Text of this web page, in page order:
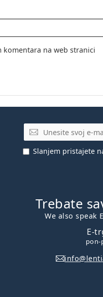
na web stranici
E-mail
Slanjem pristajete
Trebate
We also speak
E-
pon-